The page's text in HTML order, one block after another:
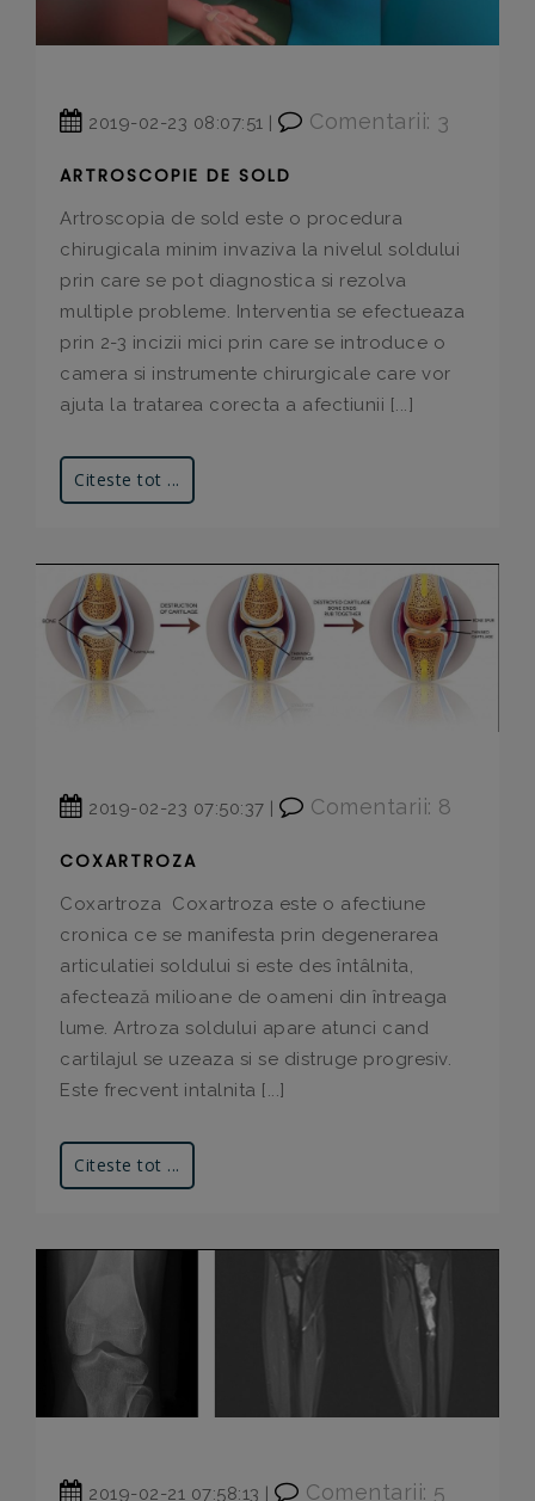
2019-02-23 08:07:51 | Comentarii: 3
ARTROSCOPIE DE SOLD
Artroscopia de sold este o procedura
chirugicala minim invaziva la nivelul soldului
prin care se pot diagnostica si rezolva
multiple probleme. Interventia se efectueaza
prin 2-3 incizii mici prin care se introduce o
camera si instrumente chirurgicale care vor
ajuta la tratarea corecta a afectiunii [...]
Citeste tot ...
2019-02-23 07:50:37 | Comentarii: 8
COXARTROZA
Coxartroza Coxartroza este o afectiune
cronica ce se manifesta prin degenerarea
articulatiei soldului si este des întâlnita,
afectează milioane de oameni din întreaga
lume. Artroza soldului apare atunci cand
cartilajul se uzeaza si se distruge progresiv.
Este frecvent intalnita [...]
Citeste tot ...
2019-02-21 07:58:13 | Comentarii: 5